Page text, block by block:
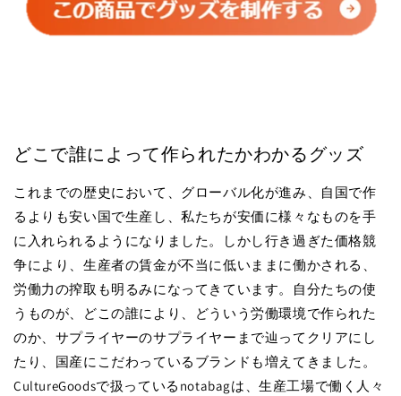
どこで誰によって作られたかわかるグッズ
これまでの歴史において、グローバル化が進み、自国で作
るよりも安い国で生産し、私たちが安価に様々なものを手
に入れられるようになりました。しかし行き過ぎた価格競
争により、生産者の賃金が不当に低いままに働かされる、
労働力の搾取も明るみになってきています。自分たちの使
うものが、どこの誰により、どういう労働環境で作られた
のか、サプライヤーのサプライヤーまで辿ってクリアにし
たり、国産にこだわっているブランドも増えてきました。
CultureGoodsで扱っているnotabagは、生産工場で働く人々